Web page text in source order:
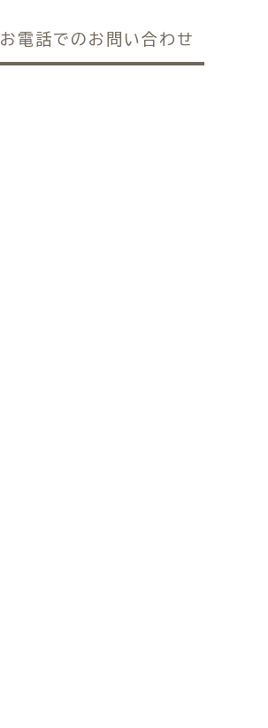
お電話でのお問い合わせ